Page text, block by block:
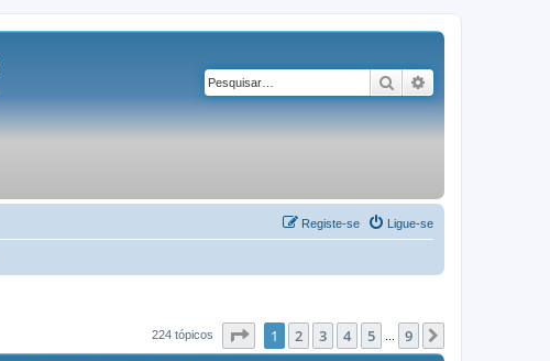
Pesquisar
Ligue-se
Registe-se
224 tópicos Página1 de
1 2 3 4 5 9